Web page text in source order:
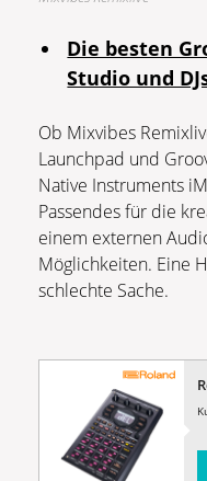
Die besten
Studio und
Ob Mixvibes
Launchpad und
Native Instruments
Passendes für die
einem externen
Möglichkeiten. Eine
schlechte Sache.